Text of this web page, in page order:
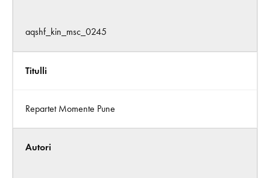
aqshf_kin_msc_0245
Titulli
Repartet Momente Pune
Autori